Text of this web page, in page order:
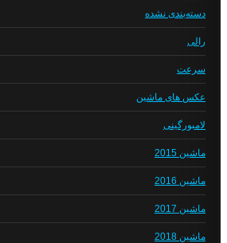
دسته‌بندی نشده
رالی
سرعت
عکس های ماشین
لامبورگینی
ماشین 2015
ماشین 2016
ماشین 2017
ماشین 2018